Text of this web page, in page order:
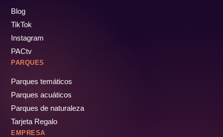
Blog
TikTok
Instagram
PACtv
PARQUES
Parques temáticos
Parques acuáticos
Parques de naturaleza
Tarjeta Regalo
EMPRESA